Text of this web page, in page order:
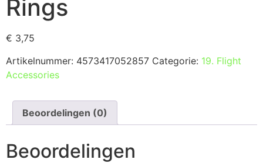
Rings
€ 3,75
Artikelnummer: 4573417052857 Categorie: 19. Flight
Accessories
Beoordelingen (0)
Beoordelingen